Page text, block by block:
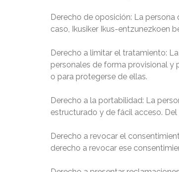
Derecho de oposición: La persona
caso, Ikusiker Ikus-entzunezkoen
Derecho a limitar el tratamiento:
personales de forma provisional y
o para protegerse de ellas.
Derecho a la portabilidad: La
estructurado y de fácil acceso.
Derecho a revocar el
derecho a revocar ese